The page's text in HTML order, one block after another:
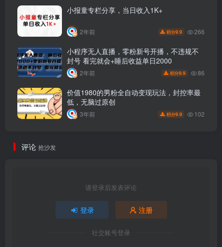
小报童专栏分享，当日收入1K+
2年前 积分9.9 266
小程序无人直播，零粉新号开播，不违规不
封号 看完就会+睡后收益单日2000
2年前 积分9.9 86
价值1980的男粉全自动变现玩法，封控率最
低，无脑过原创
3年前 积分9.9 102
评论 抢沙发
请登录后发表评论
登录 注册
社交账号登录